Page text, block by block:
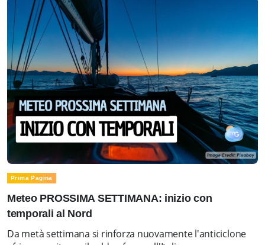
Prima Pagina
Meteo PROSSIMA SETTIMANA: inizio con
temporali al Nord
Da metà settimana si rinforza nuovamente l'anticiclone